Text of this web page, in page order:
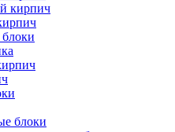
кирпич
блоки